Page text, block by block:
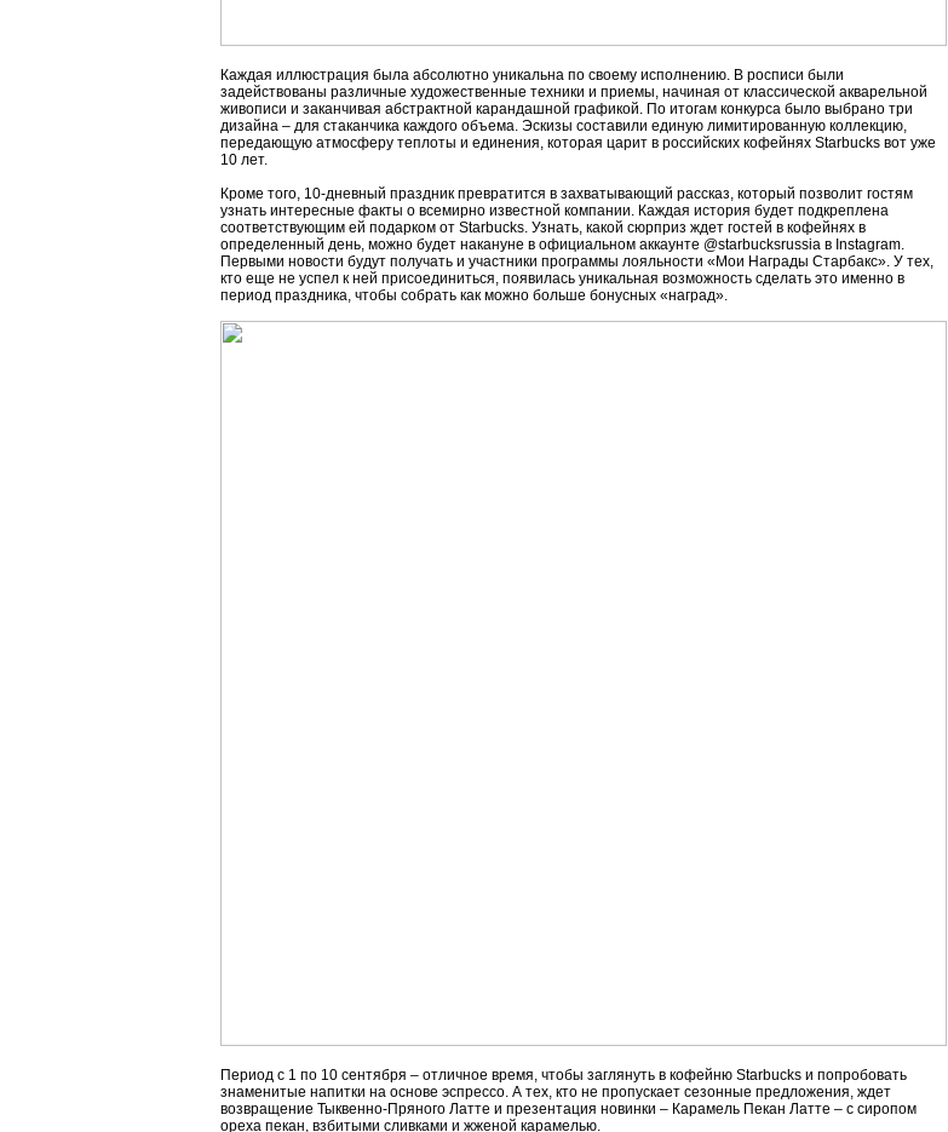
Каждая иллюстрация была абсолютно уникальна по своему исполнению. В росписи были
задействованы различные художественные техники и приемы, начиная от классической акварельной
живописи и заканчивая абстрактной карандашной графикой. По итогам конкурса было выбрано три
дизайна – для стаканчика каждого объема. Эскизы составили единую лимитированную коллекцию,
передающую атмосферу теплоты и единения, которая царит в российских кофейнях Starbucks вот уже
10 лет.
Кроме того, 10-дневный праздник превратится в захватывающий рассказ, который позволит гостям
узнать интересные факты о всемирно известной компании. Каждая история будет подкреплена
соответствующим ей подарком от Starbucks. Узнать, какой сюрприз ждет гостей в кофейнях в
определенный день, можно будет накануне в официальном аккаунте @starbucksrussia в Instagram.
Первыми новости будут получать и участники программы лояльности «Мои Награды Старбакс». У тех,
кто еще не успел к ней присоединиться, появилась уникальная возможность сделать это именно в
период праздника, чтобы собрать как можно больше бонусных «наград».
Период с 1 по 10 сентября – отличное время, чтобы заглянуть в кофейню Starbucks и попробовать
знаменитые напитки на основе эспрессо. А тех, кто не пропускает сезонные предложения, ждет
возвращение Тыквенно-Пряного Латте и презентация новинки – Карамель Пекан Латте – с сиропом
ореха пекан, взбитыми сливками и жженой карамелью.